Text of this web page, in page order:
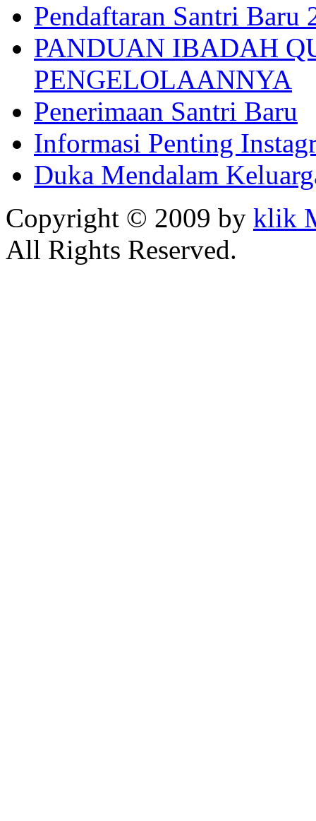
Pendaftaran Santri Baru
PANDUAN IBADAH
PENGELOLAANNYA
Penerimaan Santri Baru
Informasi Penting
Duka Mendalam
Copyright © 2009 by klik
All Rights Reserved.